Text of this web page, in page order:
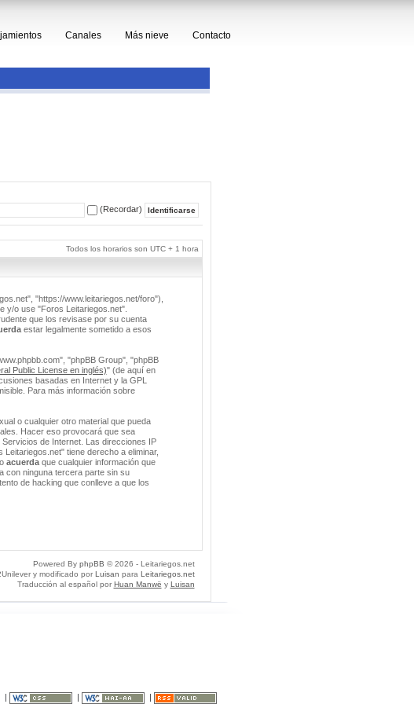
Canales Más nieve Contacto
(Recordar)
Todos los horarios son UTC + 1 hora
"https://www.leitariegos.net/foro"),
y/o use "Foros Leitariegos.net".
que los revisase por su cuenta
estar legalmente sometido a esos
"phpBB Group", "phpBB
Public License en inglés)" (de aquí en
basadas en Internet y la GPL
Para más información sobre
o cualquier otro material que pueda
Hacer eso provocará que sea
de Internet. Las direcciones IP
tiene derecho a eliminar,
acuerdaque cualquier información que
con ninguna tercera parte sin su
de hacking que conlleve a que los
Powered By phpBB © 2026 - Leitariegos.net
y modificado por Luisan para Leitariegos.net
Traducción al español por Huan Manwë y Luisan